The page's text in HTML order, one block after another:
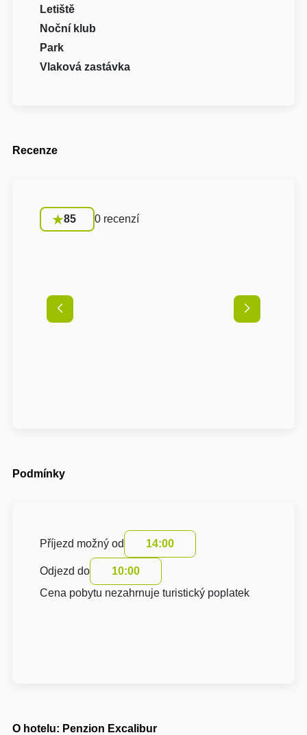
Letiště
Noční klub
Park
Vlaková zastávka
Recenze
85 0 recenzí
Podmínky
Příjezd možný od 14:00
Odjezd do
10:00
Cena pobytu nezahrnuje turistický poplatek
O hotelu: Penzion Excalibur